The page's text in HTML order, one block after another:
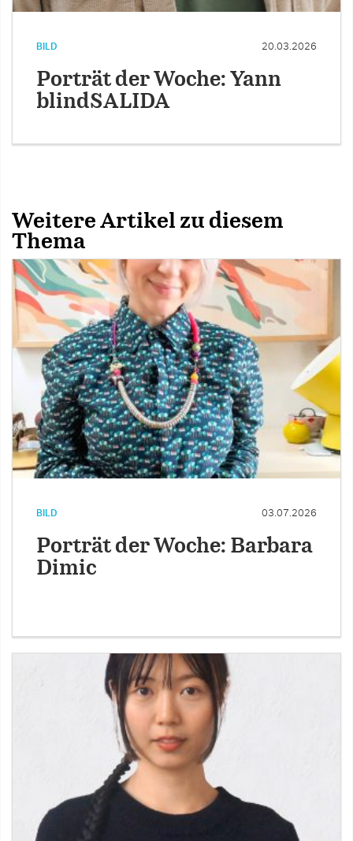
BILD 20.03.2026
Porträt der Woche: Yann
blindSALIDA
Weitere Artikel zu diesem
Thema
BILD 03.07.2026
Porträt der Woche: Barbara
Dimic